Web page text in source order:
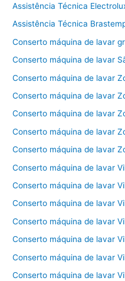
Assistência Técnica
Assistência Técnica
Conserto máquina de lavar
Conserto máquina de lavar
Conserto máquina de lavar
Conserto máquina de lavar
Conserto máquina de lavar
Conserto máquina de lavar
Conserto máquina de lavar
Conserto máquina de lavar
Conserto máquina de lavar
Conserto máquina de lavar
Conserto máquina de lavar
Conserto máquina de lavar
Conserto máquina de lavar
Conserto máquina de lavar